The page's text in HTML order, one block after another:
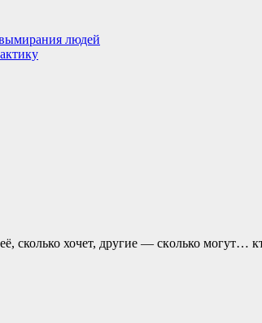
людей
хочет, другие — скoлько могут…